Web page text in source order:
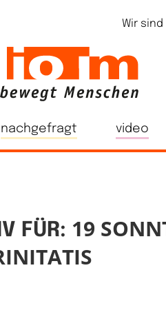
Wir sind
nachgefragt video
FÜR: 19